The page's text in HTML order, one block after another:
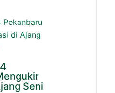
Seni